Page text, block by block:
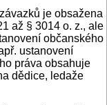
je obsažena
až § 3014 o. z., ale
občanského
ustanovení
práva obsahuje
dědice, ledaže